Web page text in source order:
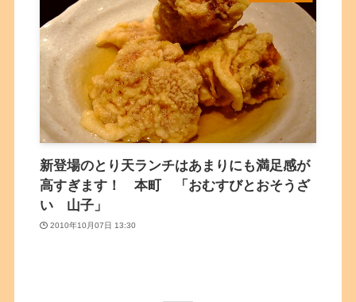
新登場のとり天ランチはあまりにも満足感が
高すぎます！ 本町 「おむすびとおそうざ
い 山子」
2010年10月07日 13:30